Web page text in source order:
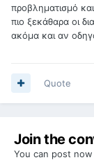
προβληματισμό
πιο ξεκάθαρα οι
ακόμα και αν
Quote
Join the
You can post